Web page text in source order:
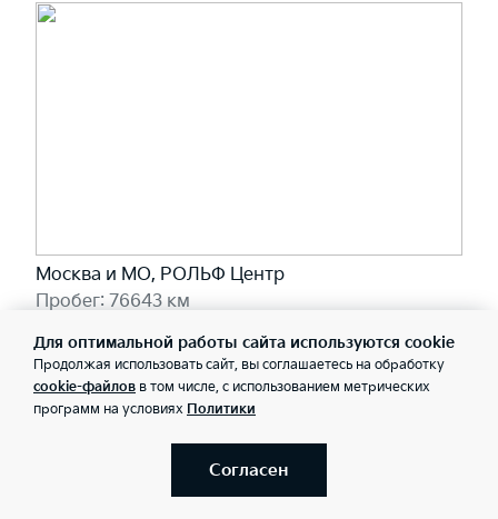
Москва и МО, РОЛЬФ Центр
Пробег: 76643 км
1 920 000 ₽
20 970 ₽/мес
Для оптимальной работы сайта используются cookie
Продолжая использовать сайт, вы соглашаетесь на обработку
cookie-файлов в том числе, с использованием метрических
программ на условиях Политики
Согласен